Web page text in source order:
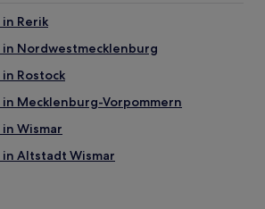
Rerik
Nordwestmecklenburg
Rostock
Mecklenburg-Vorpommern
Wismar
Altstadt Wismar